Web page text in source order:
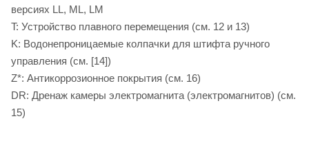
версиях LL, ML, LM
T: Устройство плавного перемещения (см. 12 и 13)
K: Водонепроницаемые колпачки для штифта ручного
управления (см. [14])
Z*: Антикоррозионное покрытия (см. 16)
DR: Дренаж камеры электромагнита (электромагнитов) (см.
15)